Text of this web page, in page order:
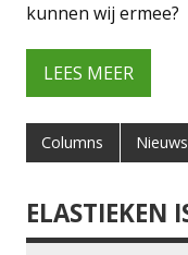
kunnen wij
LEES MEER
Columns Nieuws
ELASTIEKEN